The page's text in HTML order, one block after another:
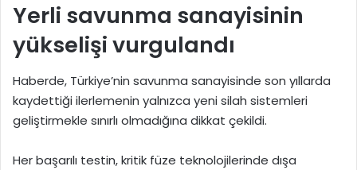
Yerli savunma sanayisinin
yükselişi vurgulandı
Haberde, Türkiye’nin savunma sanayisinde son yıllarda
kaydettiği ilerlemenin yalnızca yeni silah sistemleri
geliştirmekle sınırlı olmadığına dikkat çekildi.
Her başarılı testin, kritik füze teknolojilerinde dışa